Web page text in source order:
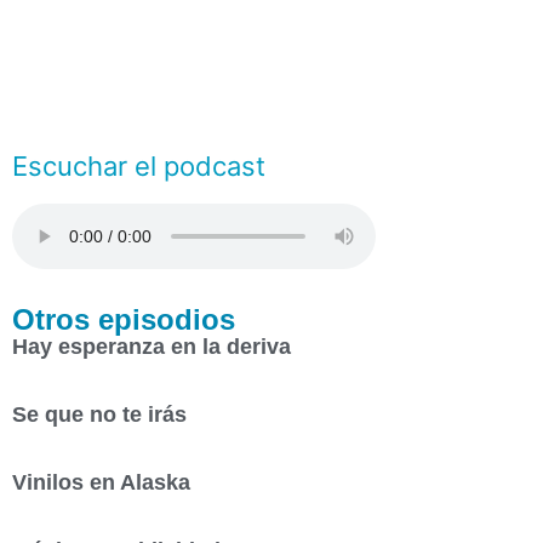
Escuchar el podcast
Otros episodios
Hay esperanza en la deriva
Se que no te irás
Vinilos en Alaska